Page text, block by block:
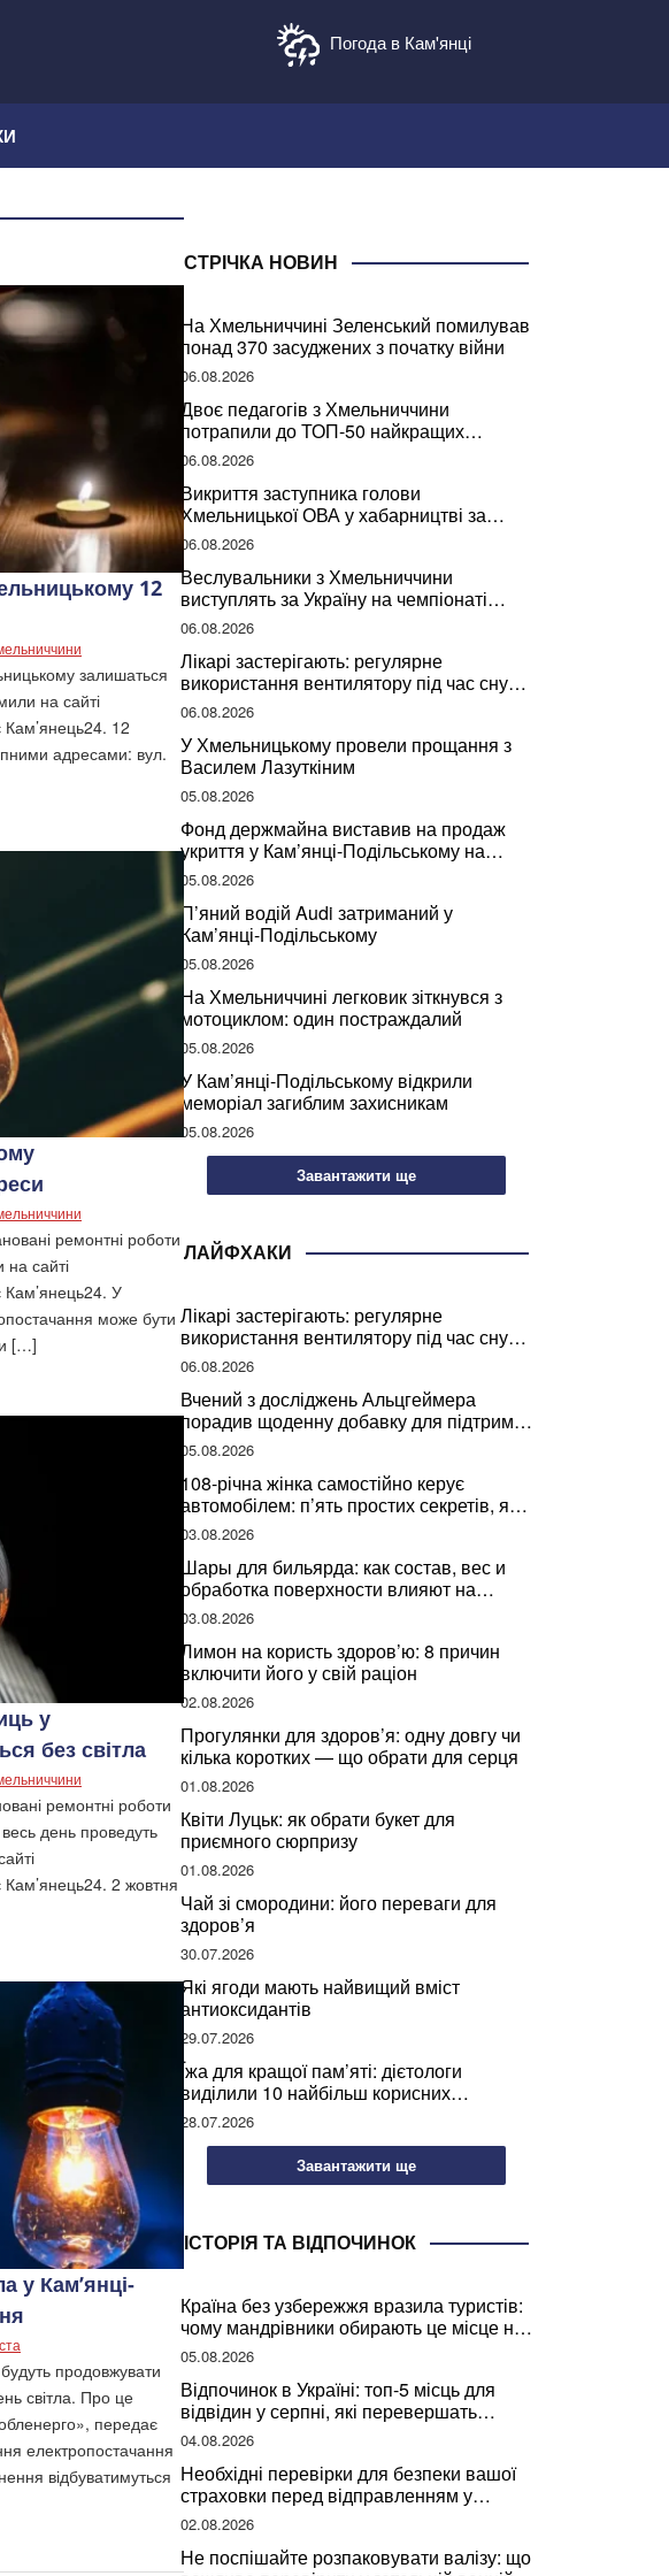
Погода в Кам'янці
12
залишаться
на сайті
12
адресами: вул.
ремонтні роботи
сайті
У
може бути
[…]
у
без світла
ремонтні роботи
день проведуть
2 жовтня
у Кам’янці-
продовжувати
світла. Про це
передає
електропостачання
відбуватимуться
СТРІЧКА НОВИН
На Хмельниччині Зеленський помилував
понад 370 засуджених з початку війни
06.08.2026
Двоє педагогів з Хмельниччини
потрапили до ТОП-50 найкращих
учителів України
06.08.2026
Викриття заступника голови
Хмельницької ОВА у хабарництві за
підписання контрактів на ремонт доріг
06.08.2026
Веслувальники з Хмельниччини
виступлять за Україну на чемпіонаті
світу
06.08.2026
Лікарі застерігають: регулярне
використання вентилятору під час сну
може негативно вплинути на ваше
здоров’я
06.08.2026
У Хмельницькому провели прощання з
Василем Лазуткіним
05.08.2026
Фонд держмайна виставив на продаж
укриття у Кам’янці-Подільському на
Хмельниччині
05.08.2026
П’яний водій Audi затриманий у
Кам’янці-Подільському
05.08.2026
На Хмельниччині легковик зіткнувся з
мотоциклом: один постраждалий
05.08.2026
У Кам’янці-Подільському відкрили
меморіал загиблим захисникам
05.08.2026
Завантажити ще
ЛАЙФХАКИ
Лікарі застерігають: регулярне
використання вентилятору під час сну
може негативно вплинути на ваше
здоров’я
06.08.2026
Вчений з досліджень Альцгеймера
порадив щоденну добавку для підтримки
мозкової діяльності
05.08.2026
108-річна жінка самостійно керує
автомобілем: п’ять простих секретів, які
допомогли їй дожити до століття
03.08.2026
Шары для бильярда: как состав, вес и
обработка поверхности влияют на
динамику игры
03.08.2026
Лимон на користь здоров’ю: 8 причин
включити його у свій раціон
02.08.2026
Прогулянки для здоров’я: одну довгу чи
кілька коротких — що обрати для серця
01.08.2026
Квіти Луцьк: як обрати букет для
приємного сюрпризу
01.08.2026
Чай зі смородини: його переваги для
здоров’я
30.07.2026
Які ягоди мають найвищий вміст
антиоксидантів
29.07.2026
Їжа для кращої пам’яті: дієтологи
виділили 10 найбільш корисних
продуктів
28.07.2026
Завантажити ще
ІСТОРІЯ ТА ВІДПОЧИНОК
Країна без узбережжя вразила туристів:
чому мандрівники обирають це місце на
відпочинок
05.08.2026
Відпочинок в Україні: топ-5 місць для
відвідин у серпні, які перевершать
закордонні враження
04.08.2026
Необхідні перевірки для безпеки вашої
страховки перед відправленням у
подорож
02.08.2026
Не поспішайте розпаковувати валізу: що